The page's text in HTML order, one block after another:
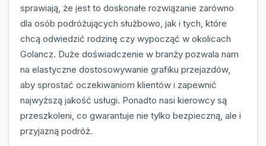
sprawiają, że jest to doskonałe rozwiązanie zarówno
dla osób podróżujących służbowo, jak i tych, które
chcą odwiedzić rodzinę czy wypocząć w okolicach
Golancz. Duże doświadczenie w branży pozwala nam
na elastyczne dostosowywanie grafiku przejazdów,
aby sprostać oczekiwaniom klientów i zapewnić
najwyższą jakość usługi. Ponadto nasi kierowcy są
przeszkoleni, co gwarantuje nie tylko bezpieczną, ale i
przyjazną podróż.